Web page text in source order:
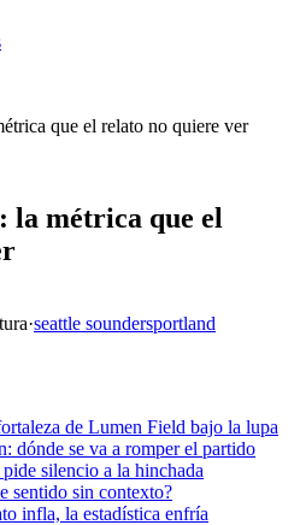
que el relato no quiere ver
la métrica que el
·seattle soundersportland
de Lumen Field bajo la lupa
dónde se va a romper el partido
silencio a la hinchada
sentido sin contexto?
infla, la estadística enfría